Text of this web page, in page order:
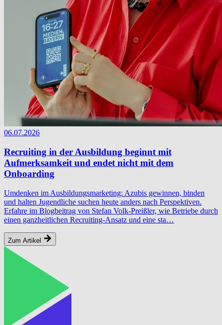
06.07.2026
Recruiting in der Ausbildung beginnt mit
Aufmerksamkeit und endet nicht mit dem
Onboarding
Umdenken im Ausbildungsmarketing: Azubis gewinnen, binden
und halten Jugendliche suchen heute anders nach Perspektiven.
Erfahre im Blogbeitrag von Stefan Volk-Preißler, wie Betriebe durch
einen ganzheitlichen Recruiting-Ansatz und eine sta…
Zum Artikel